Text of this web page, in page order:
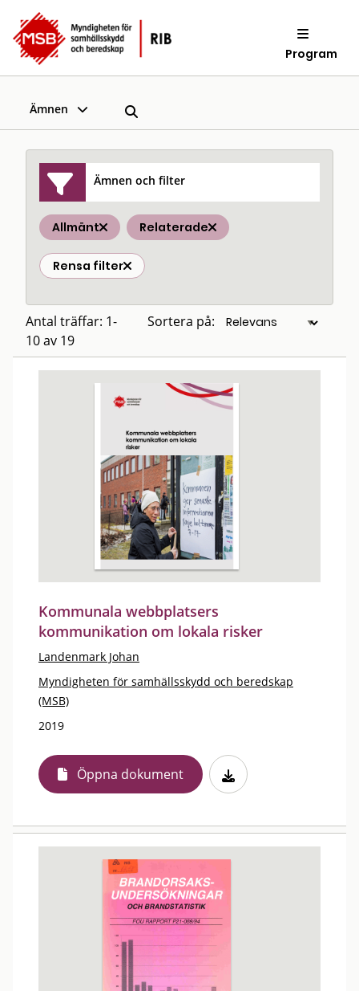
Program
Ämnen
Ämnen och filter
Allmänt Relaterade
Rensa filter
Antal träffar: 1-
10 av 19
Sortera på:
Kommunala webbplatsers
kommunikation om lokala risker
Landenmark Johan
Myndigheten för samhällsskydd och beredskap
(MSB)
2019
Öppna dokument